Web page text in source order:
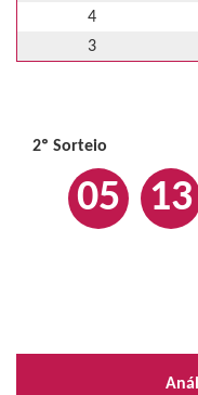
4
3
2º Sorteio
05 13